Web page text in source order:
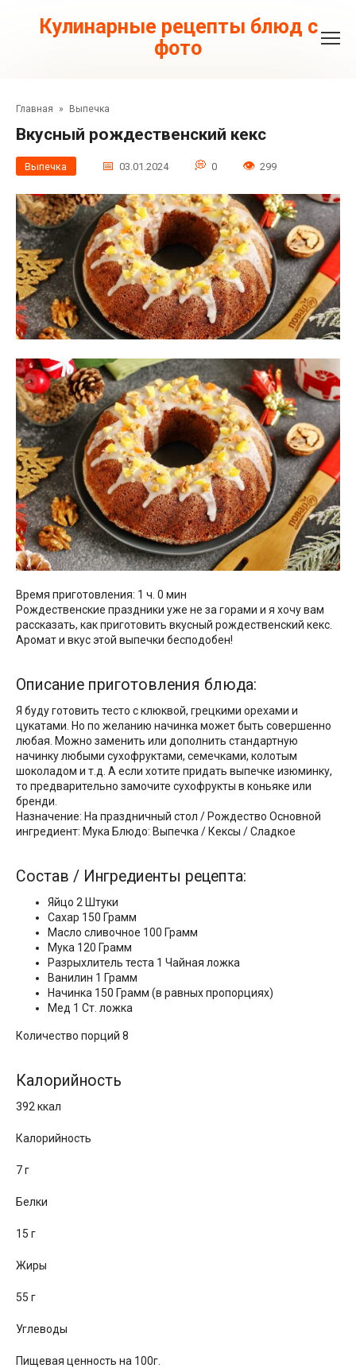
контентуКулинарные рецепты блюд с
фото
Главная » Выпечка
Вкусный рождественский кекс
Выпечка 03.01.2024 0 299
Время приготовления: 1 ч. 0 мин
Рождественские праздники уже не за горами и я хочу вам
рассказать, как приготовить вкусный рождественский кекс.
Аромат и вкус этой выпечки бесподобен!
Описание приготовления блюда:
Я буду готовить тесто с клюквой, грецкими орехами и
цукатами. Но по желанию начинка может быть совершенно
любая. Можно заменить или дополнить стандартную
начинку любыми сухофруктами, семечками, колотым
шоколадом и т.д. А если хотите придать выпечке изюминку,
то предварительно замочите сухофрукты в коньяке или
бренди.
Назначение: На праздничный стол / Рождество Основной
ингредиент: Мука Блюдо: Выпечка / Кексы / Сладкое
Состав / Ингредиенты рецепта:
Яйцо 2 Штуки
Сахар 150 Грамм
Масло сливочное 100 Грамм
Мука 120 Грамм
Разрыхлитель теста 1 Чайная ложка
Ванилин 1 Грамм
Начинка 150 Грамм (в равных пропорциях)
Мед 1 Ст. ложка
Количество порций 8
Калорийность
392 ккал
Калорийность
7 г
Белки
15 г
Жиры
55 г
Углеводы
Пищевая ценность на 100г.